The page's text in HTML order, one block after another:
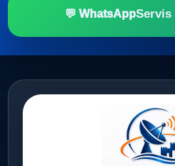
💬 WhatsAppServis